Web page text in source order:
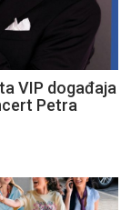
VIP događaja
Petra